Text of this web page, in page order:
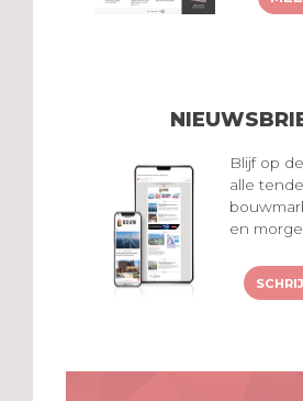
Blijf op
alle
en